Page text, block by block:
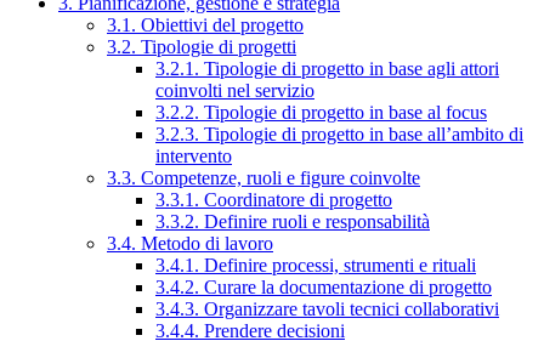
3.1. Obiettivi del progetto
3.2. Tipologie di progetti
3.2.1. Tipologie di progetto in base agli attori
coinvolti nel servizio
3.2.2. Tipologie di progetto in base al focus
3.2.3. Tipologie di progetto in base all’ambito di
intervento
3.3. Competenze, ruoli e figure coinvolte
3.3.1. Coordinatore di progetto
3.3.2. Definire ruoli e responsabilità
3.4. Metodo di lavoro
3.4.1. Definire processi, strumenti e rituali
3.4.2. Curare la documentazione di progetto
3.4.3. Organizzare tavoli tecnici collaborativi
3.4.4. Prendere decisioni